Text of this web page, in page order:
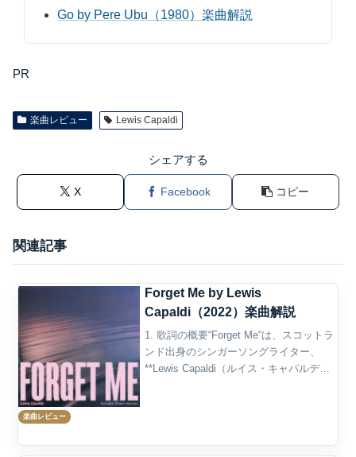
Go by Pere Ubu（1980）楽曲解説
PR
楽曲レビュー Lewis Capaldi
シェアする
X Facebook コピー
関連記事
楽曲レビュー
Forget Me by Lewis
Capaldi（2022）楽曲解説
1. 歌詞の概要“Forget Me“は、スコットラ
ンド出身のシンガーソングライター、
**Lewis Capaldi（ルイス・キャパルデ